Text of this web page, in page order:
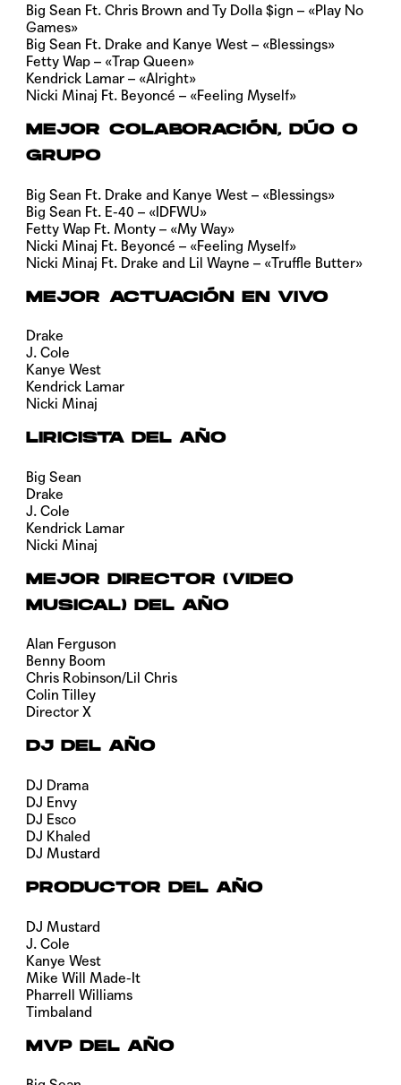
Big Sean Ft. Chris Brown and Ty Dolla $ign – «Play No
Games»
Big Sean Ft. Drake and Kanye West – «Blessings»
Fetty Wap – «Trap Queen»
Kendrick Lamar – «Alright»
Nicki Minaj Ft. Beyoncé – «Feeling Myself»
MEJOR COLABORACIÓN, DÚO O
GRUPO
Big Sean Ft. Drake and Kanye West – «Blessings»
Big Sean Ft. E-40 – «IDFWU»
Fetty Wap Ft. Monty – «My Way»
Nicki Minaj Ft. Beyoncé – «Feeling Myself»
Nicki Minaj Ft. Drake and Lil Wayne – «Truffle Butter»
MEJOR ACTUACIÓN EN VIVO
Drake
J. Cole
Kanye West
Kendrick Lamar
Nicki Minaj
LIRICISTA DEL AÑO
Big Sean
Drake
J. Cole
Kendrick Lamar
Nicki Minaj
MEJOR DIRECTOR (VIDEO
MUSICAL) DEL AÑO
Alan Ferguson
Benny Boom
Chris Robinson/Lil Chris
Colin Tilley
Director X
DJ DEL AÑO
DJ Drama
DJ Envy
DJ Esco
DJ Khaled
DJ Mustard
PRODUCTOR DEL AÑO
DJ Mustard
J. Cole
Kanye West
Mike Will Made-It
Pharrell Williams
Timbaland
MVP DEL AÑO